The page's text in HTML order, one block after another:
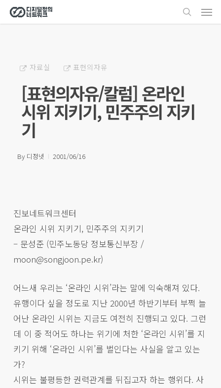
Skip
to
search
자료실 표현의자유
[표현의자유/칼럼] 온라인
시위 지키기, 민주주의 지키
기
By 디정넷 2001/06/16
진보네트워크센터
온라인 시위 지키기, 민주주의 지키기
– 문성준 (민주노동당 정보통신부장 /
moon@songjoon.pe.kr)
어느새 우리는 ‘온라인 시위’라는 말에 익숙해져 있다.
유행이다 싶을 정도로 지난 2000년 하반기부터 부쩍 늘
어난 온라인 시위는 지금도 여전히 진행되고 있다. 그런
데 이 중 적어도 하나는 위기에 처한 ‘온라인 시위’를 지
키기 위해 ‘온라인 시위’를 벌인다는 사실을 알고 있는
가?
시위는 불평등한 권력관계를 뒤집고자 하는 행위다. 사